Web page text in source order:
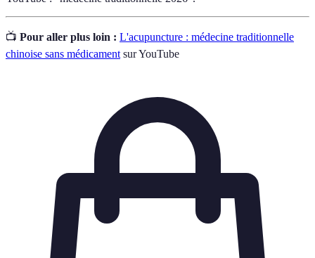
📺 Pour aller plus loin : L'acupuncture : médecine traditionnelle
chinoise sans médicament sur YouTube